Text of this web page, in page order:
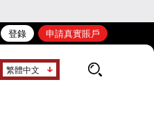
登錄 申請真實賬戶
繁體中文